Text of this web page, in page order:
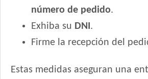
número de pedido.
Exhiba su DNI.
Firme la recepción del
Estas medidas aseguran una